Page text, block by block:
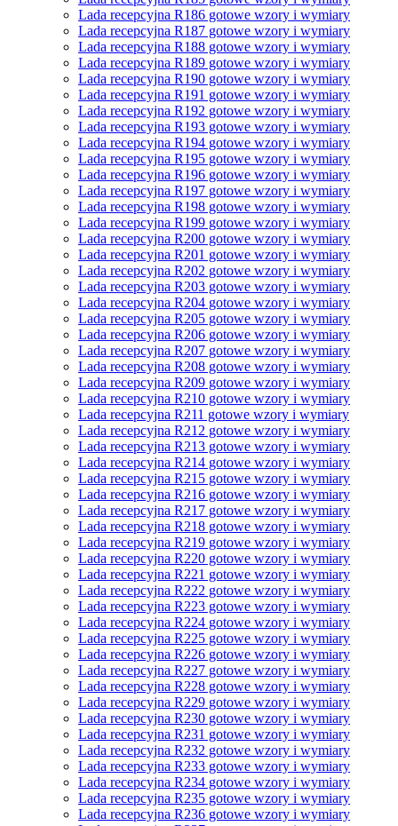
Lada recepcyjna R186 gotowe wzory i wymiary
Lada recepcyjna R187 gotowe wzory i wymiary
Lada recepcyjna R188 gotowe wzory i wymiary
Lada recepcyjna R189 gotowe wzory i wymiary
Lada recepcyjna R190 gotowe wzory i wymiary
Lada recepcyjna R191 gotowe wzory i wymiary
Lada recepcyjna R192 gotowe wzory i wymiary
Lada recepcyjna R193 gotowe wzory i wymiary
Lada recepcyjna R194 gotowe wzory i wymiary
Lada recepcyjna R195 gotowe wzory i wymiary
Lada recepcyjna R196 gotowe wzory i wymiary
Lada recepcyjna R197 gotowe wzory i wymiary
Lada recepcyjna R198 gotowe wzory i wymiary
Lada recepcyjna R199 gotowe wzory i wymiary
Lada recepcyjna R200 gotowe wzory i wymiary
Lada recepcyjna R201 gotowe wzory i wymiary
Lada recepcyjna R202 gotowe wzory i wymiary
Lada recepcyjna R203 gotowe wzory i wymiary
Lada recepcyjna R204 gotowe wzory i wymiary
Lada recepcyjna R205 gotowe wzory i wymiary
Lada recepcyjna R206 gotowe wzory i wymiary
Lada recepcyjna R207 gotowe wzory i wymiary
Lada recepcyjna R208 gotowe wzory i wymiary
Lada recepcyjna R209 gotowe wzory i wymiary
Lada recepcyjna R210 gotowe wzory i wymiary
Lada recepcyjna R211 gotowe wzory i wymiary
Lada recepcyjna R212 gotowe wzory i wymiary
Lada recepcyjna R213 gotowe wzory i wymiary
Lada recepcyjna R214 gotowe wzory i wymiary
Lada recepcyjna R215 gotowe wzory i wymiary
Lada recepcyjna R216 gotowe wzory i wymiary
Lada recepcyjna R217 gotowe wzory i wymiary
Lada recepcyjna R218 gotowe wzory i wymiary
Lada recepcyjna R219 gotowe wzory i wymiary
Lada recepcyjna R220 gotowe wzory i wymiary
Lada recepcyjna R221 gotowe wzory i wymiary
Lada recepcyjna R222 gotowe wzory i wymiary
Lada recepcyjna R223 gotowe wzory i wymiary
Lada recepcyjna R224 gotowe wzory i wymiary
Lada recepcyjna R225 gotowe wzory i wymiary
Lada recepcyjna R226 gotowe wzory i wymiary
Lada recepcyjna R227 gotowe wzory i wymiary
Lada recepcyjna R228 gotowe wzory i wymiary
Lada recepcyjna R229 gotowe wzory i wymiary
Lada recepcyjna R230 gotowe wzory i wymiary
Lada recepcyjna R231 gotowe wzory i wymiary
Lada recepcyjna R232 gotowe wzory i wymiary
Lada recepcyjna R233 gotowe wzory i wymiary
Lada recepcyjna R234 gotowe wzory i wymiary
Lada recepcyjna R235 gotowe wzory i wymiary
Lada recepcyjna R236 gotowe wzory i wymiary